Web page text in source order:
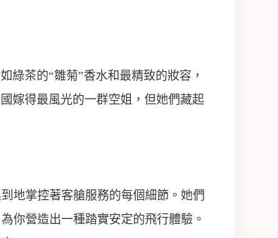
綠茶的“雛菊”香水和最精致的妝容，
嫁得最風光的一群空姐，但她們藏起
地掌控著客艙服務的每個細節。她們
你營造出一種踏實安定的飛行體驗。